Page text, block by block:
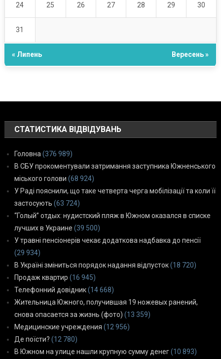
24 25 26 27 28 29 30
31
« Липень Вересень »
СТАТИСТИКА ВІДВІДУВАНЬ
Головна (376 989)
В СБУ прокоментували затримання заступника Южненського
міського голови (68 924)
У Раді пояснили, що таке четверта черга мобілізації та коли її
застосують (63 724)
“Голый” отдых: нудистский пляж в Южном оказался в списке
лучших в Украине (39 500)
У травні пенсіонерів чекає додаткова надбавка до пенсії
(29 934)
В Україні зміниться порядок надання відпусток(18 720)
Продаж квартир (16 945)
Телефонний довідник(14 668)
Жительница Южного, получившая 19 ножевых ранений,
снова опасается за жизнь (фото) (13 359)
Медицинские учреждения (12 956)
Де поїсти? (12 780)
В Южном на улице нашли крупную сумму денег(10 893)